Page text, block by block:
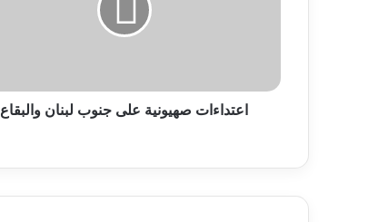
اعتداءات صهيونية على جنوب لبنان والبقاع